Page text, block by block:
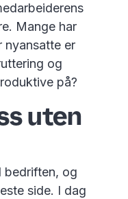
Mange har
nyansatte er
og
på?
uten
bedriften, og
side. I dag